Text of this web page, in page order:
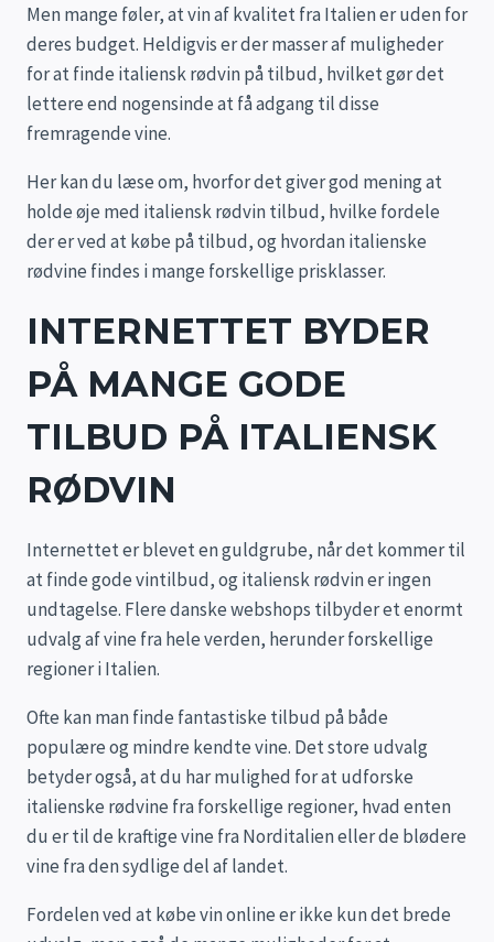
Men mange føler, at vin af kvalitet fra Italien er uden for
deres budget. Heldigvis er der masser af muligheder
for at finde italiensk rødvin på tilbud, hvilket gør det
lettere end nogensinde at få adgang til disse
fremragende vine.
Her kan du læse om, hvorfor det giver god mening at
holde øje med italiensk rødvin tilbud, hvilke fordele
der er ved at købe på tilbud, og hvordan italienske
rødvine findes i mange forskellige prisklasser.
INTERNETTET BYDER
PÅ MANGE GODE
TILBUD PÅ ITALIENSK
RØDVIN
Internettet er blevet en guldgrube, når det kommer til
at finde gode vintilbud, og italiensk rødvin er ingen
undtagelse. Flere danske webshops tilbyder et enormt
udvalg af vine fra hele verden, herunder forskellige
regioner i Italien.
Ofte kan man finde fantastiske tilbud på både
populære og mindre kendte vine. Det store udvalg
betyder også, at du har mulighed for at udforske
italienske rødvine fra forskellige regioner, hvad enten
du er til de kraftige vine fra Norditalien eller de blødere
vine fra den sydlige del af landet.
Fordelen ved at købe vin online er ikke kun det brede